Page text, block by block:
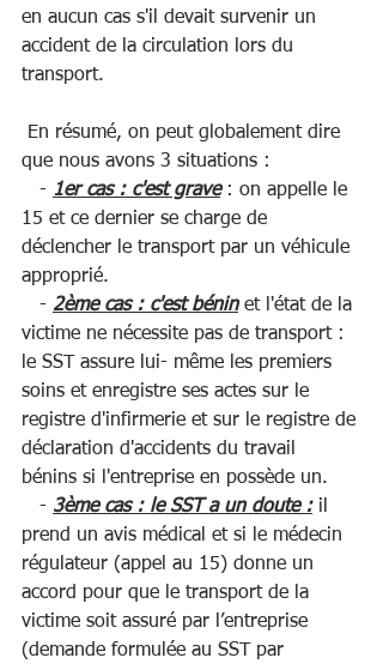
en aucun cas s'il devait survenir un
accident de la circulation lors du
transport.
que nous avons 3 situations :
   -
1er cas : c'est grave : on appelle le
15 et ce dernier se charge de
déclencher le transport par un véhicule
approprié.
   -
2ème cas : c'est bénin et l'état de la
victime ne nécessite pas de transport :
le SST assure lui- même les premiers
soins et enregistre ses actes sur le
registre d'infirmerie et sur le registre de
déclaration d'accidents du travail
bénins si l'entreprise en possède un.
   -
3ème cas : le SST a un doute : il
prend un avis médical et si le médecin
régulateur (appel au 15) donne un
accord pour que le transport de la
victime soit assuré par l’entreprise
(demande formulée au SST par